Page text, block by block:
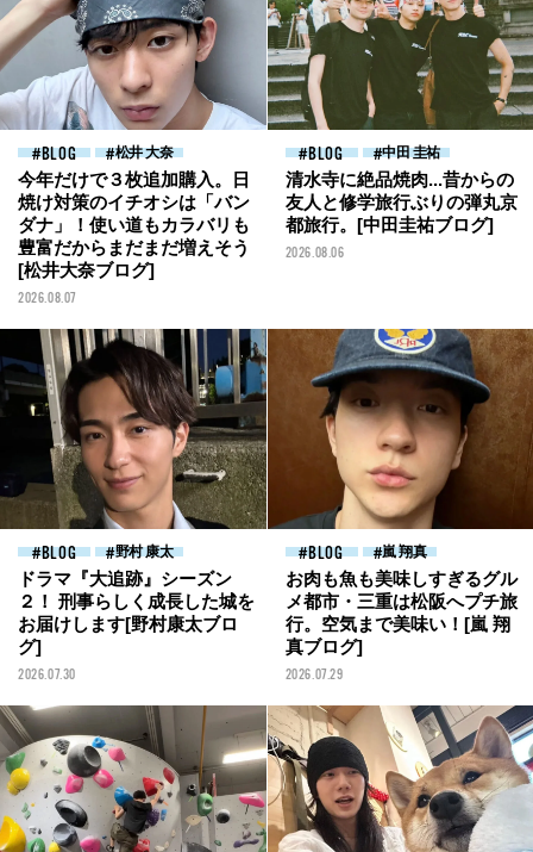
BLOG 松井 大奈
今年だけで３枚追加購入。日
焼け対策のイチオシは「バン
ダナ」！使い道もカラバリも
豊富だからまだまだ増えそう
[松井大奈ブログ]
2026.08.07
BLOG 中田 圭祐
清水寺に絶品焼肉...昔からの
友人と修学旅行ぶりの弾丸京
都旅行。[中田圭祐ブログ]
2026.08.06
BLOG 野村 康太
ドラマ『大追跡』シーズン
２！ 刑事らしく成長した城を
お届けします[野村康太ブロ
グ]
2026.07.30
BLOG 嵐 翔真
お肉も魚も美味しすぎるグル
メ都市・三重は松阪へプチ旅
行。空気まで美味い！[嵐 翔
真ブログ]
2026.07.29